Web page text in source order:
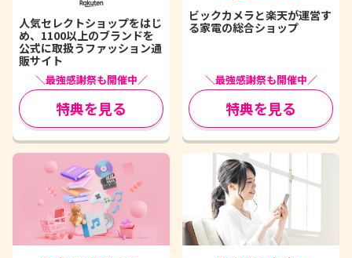
人気セレクトショップをはじ
め、1100以上のブランドを
公式に取扱うファッション通
販サイト
＼最強感謝祭も開催中／
特典を見る
ビックカメラと楽天が運営す
る家電の総合ショップ
＼最強感謝祭も開催中／
特典を見る